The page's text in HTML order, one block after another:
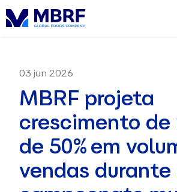
03 jun 2026
MBRF projeta
crescimento de
de 50% em
vendas durante